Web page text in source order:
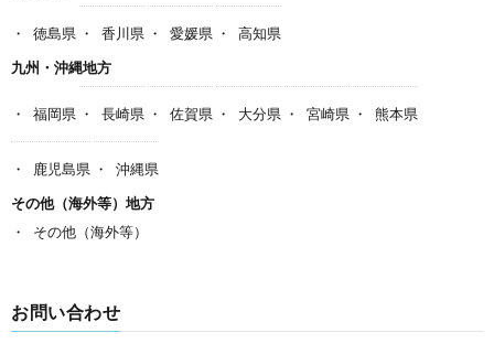
徳島県 香川県 愛媛県
高知県
九州・沖縄地方
福岡県 長崎県 佐賀県 大分県 宮崎県 熊本県
鹿児島県
沖縄県
その他（海外等）地方
その他（海外等）
お問い合わせ